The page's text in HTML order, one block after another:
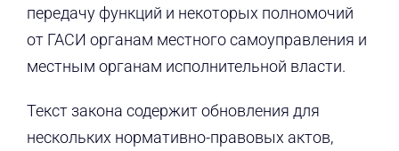
передачу функций и некоторых полномочий
от ГАСИ органам местного самоуправления и
местным органам исполнительной власти.
Текст закона содержит обновления для
нескольких нормативно-правовых актов,